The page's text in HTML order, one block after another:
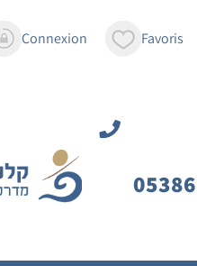
Connexion Favoris